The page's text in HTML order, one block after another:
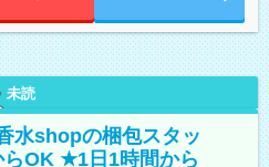
未読
水shopの梱包スタッ
OK ★1日1時間から